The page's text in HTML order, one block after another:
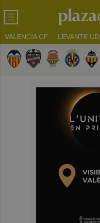
VALENCIA CF LEVANTE UD